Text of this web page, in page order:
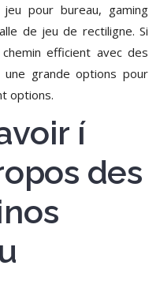
pour bureau, gaming
de jeu de rectiligne. Si
efficient avec des
grande options pour
options.
í
des